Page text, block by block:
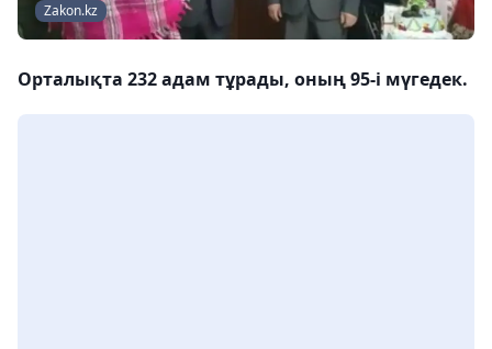
Zakon.kz
Орталықта 232 адам тұрады, оның 95-і мүгедек.